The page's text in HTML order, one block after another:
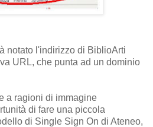
notato l'indirizzo di BiblioArti
URL, che punta ad un dominio
a ragioni di immagine
di fare una piccola
di Single Sign On di Ateneo,